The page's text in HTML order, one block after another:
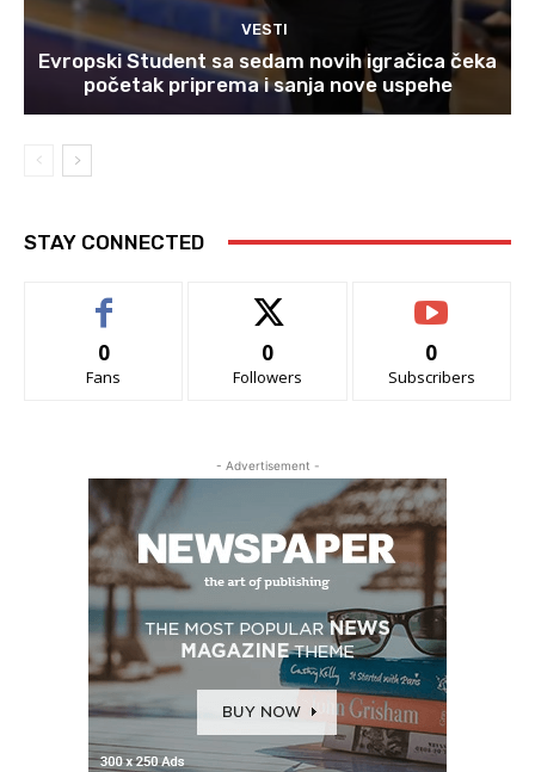
VESTI
Evropski Student sa sedam novih igračica čeka
početak priprema i sanja nove uspehe
STAY CONNECTED
0
Fans
0
Followers
0
Subscribers
- Advertisement -